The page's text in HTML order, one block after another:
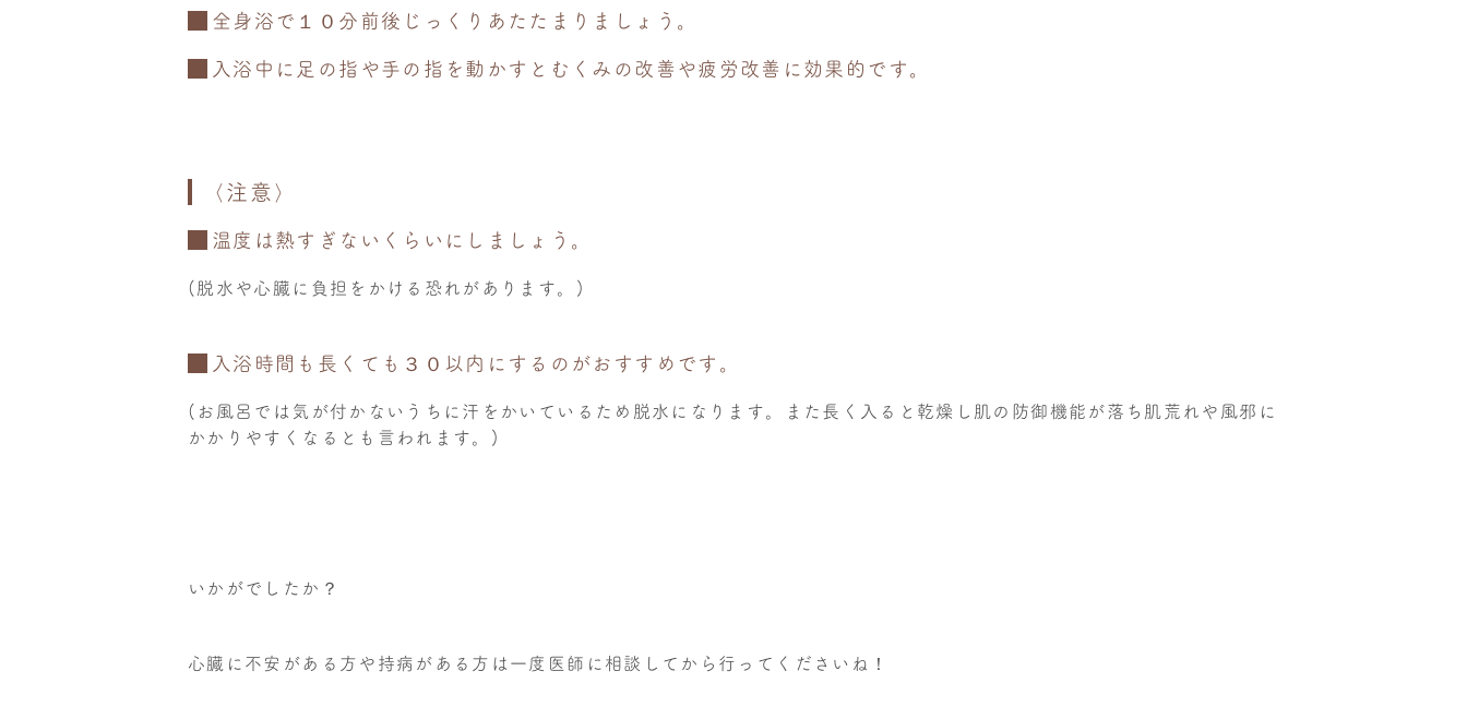
全身浴で１０分前後じっくりあたたまりましょう。
入浴中に足の指や手の指を動かすとむくみの改善や疲労改善に効果的です。
〈注意〉
温度は熱すぎないくらいにしましょう。
(脱水や心臓に負担をかける恐れがあります。)
入浴時間も長くても３０以内にするのがおすすめです。
(お風呂では気が付かないうちに汗をかいているため脱水になります。また長く入ると乾燥し肌の防御機能が落ち肌荒れや風邪に
かかりやすくなるとも言われます。)
いかがでしたか？
心臓に不安がある方や持病がある方は一度医師に相談してから行ってくださいね！